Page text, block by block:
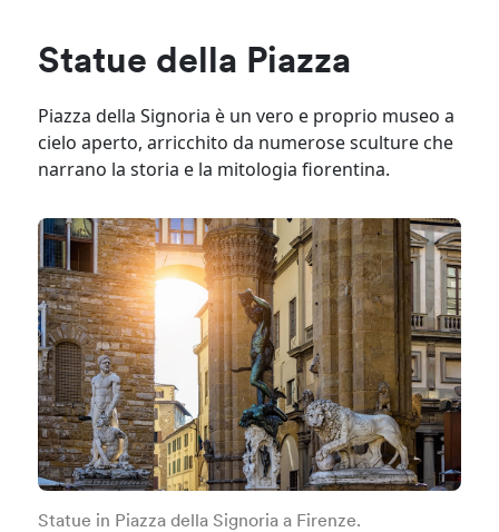
Statue della Piazza
Piazza della Signoria è un vero e proprio museo a
cielo aperto, arricchito da numerose sculture che
narrano la storia e la mitologia fiorentina.
Statue in Piazza della Signoria a Firenze.